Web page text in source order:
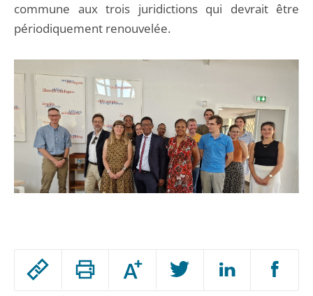
Passer
Augmenter
ou
commune aux trois juridictions qui devrait être
périodiquement renouvelée.